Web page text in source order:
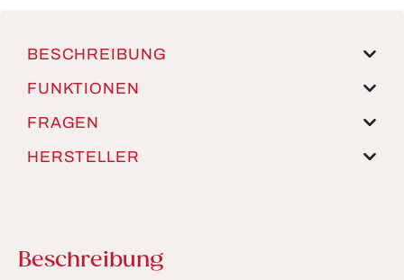
BESCHREIBUNG
FUNKTIONEN
FRAGEN
HERSTELLER
Beschreibung